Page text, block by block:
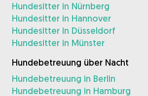
Hundesitter in Nürnberg
Hundesitter in Hannover
Hundesitter in Düsseldorf
Hundesitter in Münster
Hundebetreuung über Nacht
Hundebetreuung in Berlin
Hundebetreuung in Hamburg